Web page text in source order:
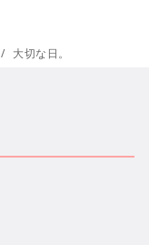
大切な日。